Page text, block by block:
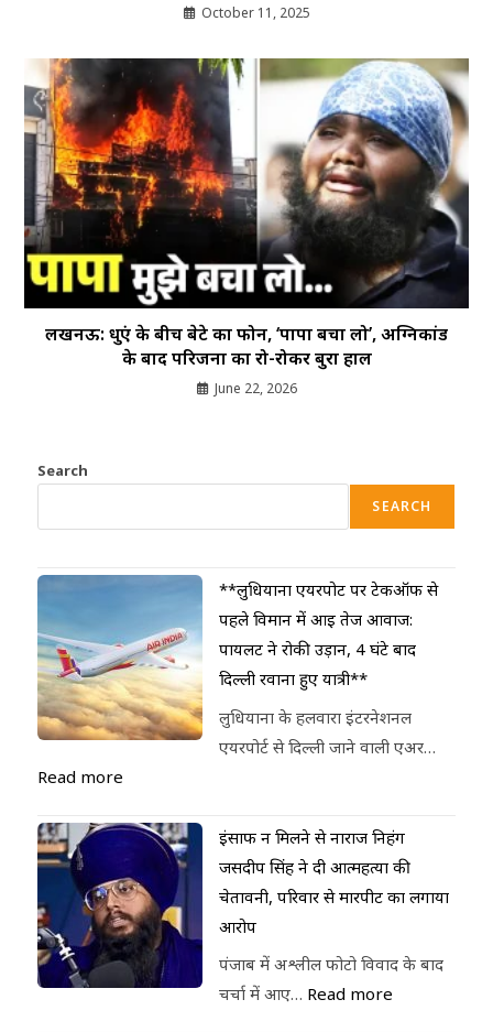
October 11, 2025
लखनऊ: धुएं के बीच बेटे का फोन, ‘पापा बचा लो’, अग्निकांड
के बाद परिजनों का रो-रोकर बुरा हाल
June 22, 2026
Search
SEARCH
**लुधियाना एयरपोर्ट पर टेकऑफ से
पहले विमान में आई तेज आवाज:
पायलट ने रोकी उड़ान, 4 घंटे बाद
दिल्ली रवाना हुए यात्री**
लुधियाना के हलवारा इंटरनेशनल
एयरपोर्ट से दिल्ली जाने वाली एअर…
Read more
इंसाफ न मिलने से नाराज निहंग
जसदीप सिंह ने दी आत्महत्या की
चेतावनी, परिवार से मारपीट का लगाया
आरोप
पंजाब में अश्लील फोटो विवाद के बाद
चर्चा में आए… Read more